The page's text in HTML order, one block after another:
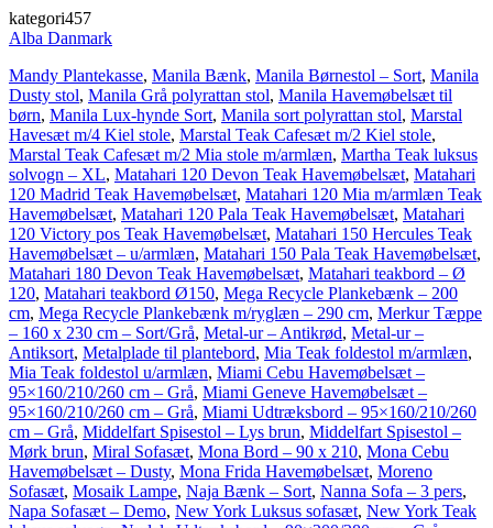
kategori457
Alba Danmark
Mandy Plantekasse, Manila Bænk, Manila Børnestol – Sort, Manila
Dusty stol, Manila Grå polyrattan stol, Manila Havemøbelsæt til
børn, Manila Lux-hynde Sort, Manila sort polyrattan stol, Marstal
Havesæt m/4 Kiel stole, Marstal Teak Cafesæt m/2 Kiel stole,
Marstal Teak Cafesæt m/2 Mia stole m/armlæn, Martha Teak luksus
solvogn – XL, Matahari 120 Devon Teak Havemøbelsæt, Matahari
120 Madrid Teak Havemøbelsæt, Matahari 120 Mia m/armlæn Teak
Havemøbelsæt, Matahari 120 Pala Teak Havemøbelsæt, Matahari
120 Victory pos Teak Havemøbelsæt, Matahari 150 Hercules Teak
Havemøbelsæt – u/armlæn, Matahari 150 Pala Teak Havemøbelsæt,
Matahari 180 Devon Teak Havemøbelsæt, Matahari teakbord – Ø
120, Matahari teakbord Ø150, Mega Recycle Plankebænk – 200
cm, Mega Recycle Plankebænk m/ryglæn – 290 cm, Merkur Tæppe
– 160 x 230 cm – Sort/Grå, Metal-ur – Antikrød, Metal-ur –
Antiksort, Metalplade til plantebord, Mia Teak foldestol m/armlæn,
Mia Teak foldestol u/armlæn, Miami Cebu Havemøbelsæt –
95×160/210/260 cm – Grå, Miami Geneve Havemøbelsæt –
95×160/210/260 cm – Grå, Miami Udtræksbord – 95×160/210/260
cm – Grå, Middelfart Spisestol – Lys brun, Middelfart Spisestol –
Mørk brun, Miral Sofasæt, Mona Bord – 90 x 210, Mona Cebu
Havemøbelsæt – Dusty, Mona Frida Havemøbelsæt, Moreno
Sofasæt, Mosaik Lampe, Naja Bænk – Sort, Nanna Sofa – 3 pers,
Napa Sofasæt – Demo, New York Luksus sofasæt, New York Teak